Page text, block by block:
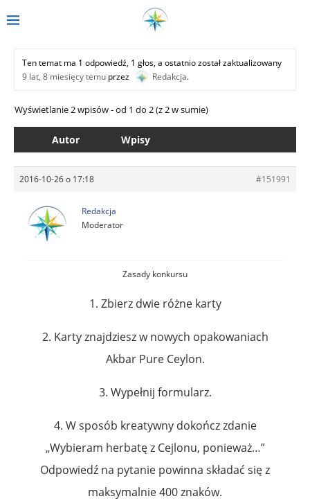
Ten temat ma 1 odpowiedź, 1 głos, a ostatnio został zaktualizowany
9 lat, 8 miesięcy temu przez Redakcja.
Wyświetlanie 2 wpisów - od 1 do 2 (z 2 w sumie)
Autor Wpisy
2016-10-26 o 17:18 #151991
Redakcja
Moderator
Zasady konkursu
1. Zbierz dwie różne karty
2. Karty znajdziesz w nowych opakowaniach
Akbar Pure Ceylon.
3. Wypełnij formularz.
4. W sposób kreatywny dokończ zdanie
„Wybieram herbatę z Cejlonu, ponieważ…”
Odpowiedź na pytanie powinna składać się z
maksymalnie 400 znaków.